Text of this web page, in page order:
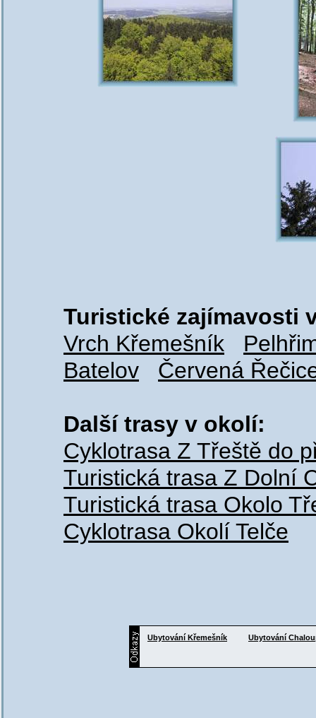
Turistické zajímavosti
Vrch Křemešník
Batelov
Červená
Další trasy v okolí:
Cyklotrasa Z Třeště do
Turistická trasa Z Dolní
Turistická trasa Okolo
Cyklotrasa Okolí Telče
Ubytování Křemešník Ubytování